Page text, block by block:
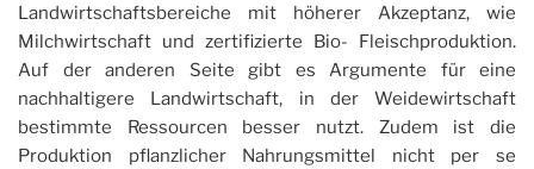
Landwirtschaftsbereiche mit höherer Akzeptanz, wie
Milchwirtschaft und zertifizierte Bio- Fleischproduktion.
Auf der anderen Seite gibt es Argumente für eine
nachhaltigere Landwirtschaft, in der Weidewirtschaft
bestimmte Ressourcen besser nutzt. Zudem ist die
Produktion pflanzlicher Nahrungsmittel nicht per se